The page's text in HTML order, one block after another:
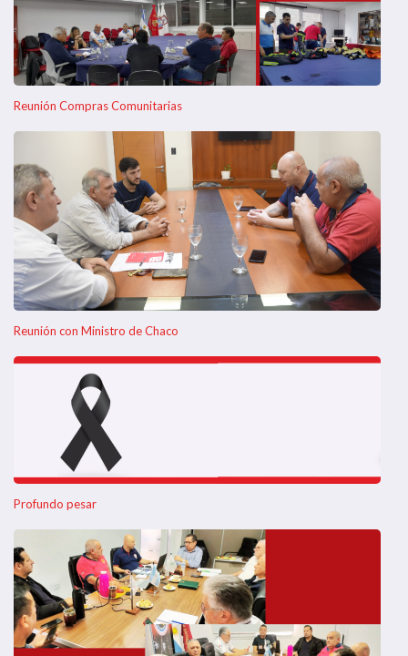
Reunión Compras Comunitarias
Reunión con Ministro de Chaco
Profundo pesar